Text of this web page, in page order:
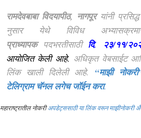
रामदेवबाबा विदयापीठ, नागपूर यांनी
नुसार येथे विविध
प्राध्यापक पदभरतीसाठीदि. २३/११/
आयोजित केली आहे. अधिकृत वेबसाईट
लिंक खाली दिलेली आहे. “माझी
टेलिग्राम चॅनल लगेच जॉईन करा.
महाराष्ट्रातील नोकरीअपडेट्ससाठी या लिंक वरून माझीनोकरी